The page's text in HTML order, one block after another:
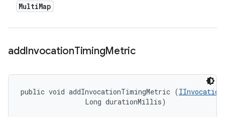
MultiMap
addInvocationTimingMetric
public void addInvocationTimingMetric (
                Long durationMillis)